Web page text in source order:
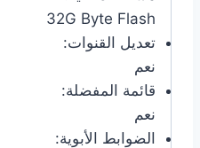
32G Byte Flash
تعديل القنوات:
نعم
قائمة المفضلة:
نعم
الضوابط الأبوية: